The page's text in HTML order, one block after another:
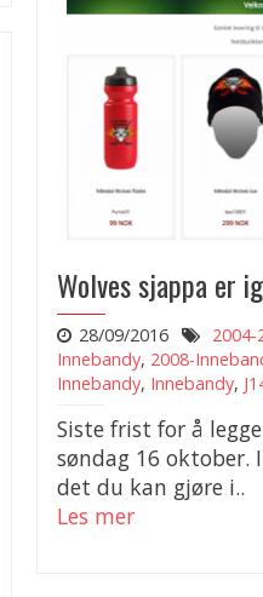
Wolves sjappa er
28/09/2016
Innebandy, 2008-
Innebandy, Innebandy,
Siste frist for å
søndag 16
det du kan gjøre i..
Les mer